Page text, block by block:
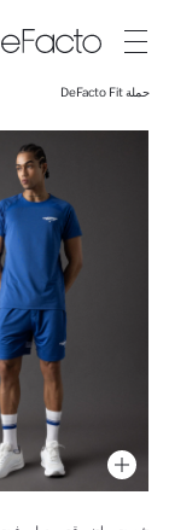
حملة DeFacto Fit